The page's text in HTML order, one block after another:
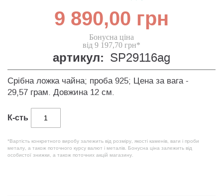
9 890,00 грн
Бонусна ціна
від 9 197,70 грн*
артикул: SP29116ag
Срібна ложка чайна; проба 925; Цена за вага -
29,57 грам. Довжина 12 см.
К-сть
*Вартість конкретного виробу залежить від розміру, якості каменів, ваги і проби
металу, а також поточного курсу валют і металів. Бонусна ціна залежить від
особистої знижки, а також поточних акцій магазину.